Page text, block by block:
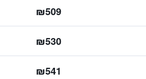
₪509
₪530
₪541